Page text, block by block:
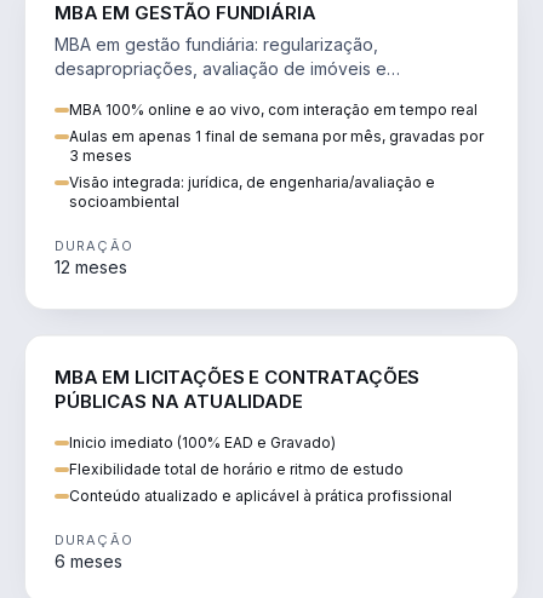
MBA EM GESTÃO FUNDIÁRIA
MBA em gestão fundiária: regularização,
desapropriações, avaliação de imóveis e
MBA 100% online e ao vivo, com interação em tempo real
Aulas em apenas 1 final de semana por mês, gravadas por
3 meses
Visão integrada: jurídica, de engenharia/avaliação e
socioambiental
DURAÇÃO
12 meses
MBA EM LICITAÇÕES E CONTRATAÇÕES
PÚBLICAS NA ATUALIDADE
Inicio imediato (100% EAD e Gravado)
Flexibilidade total de horário e ritmo de estudo
Conteúdo atualizado e aplicável à prática profissional
DURAÇÃO
6 meses